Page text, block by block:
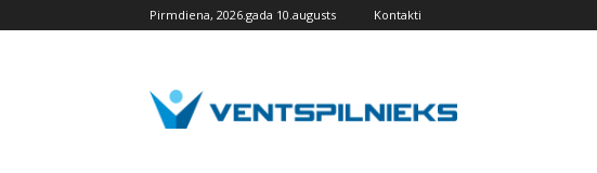
Pirmdiena, 2026.gada 10.augusts Kontakti